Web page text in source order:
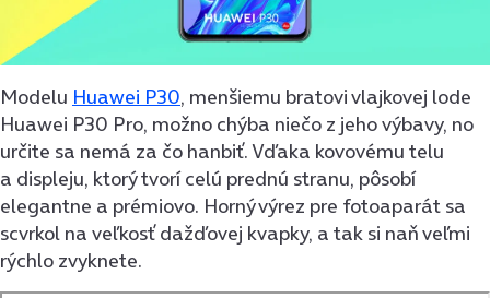
Modelu Huawei P30, menšiemu bratovi vlajkovej lode
Huawei P30 Pro, možno chýba niečo z jeho výbavy, no
určite sa nemá za čo hanbiť. Vďaka kovovému telu
a displeju, ktorý tvorí celú prednú stranu, pôsobí
elegantne a prémiovo. Horný výrez pre fotoaparát sa
scvrkol na veľkosť dažďovej kvapky, a tak si naň veľmi
rýchlo zvyknete.